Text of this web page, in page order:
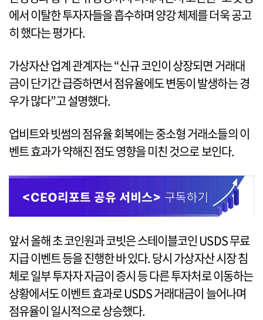
에서 이탈한 투자자들을 흡수하며 양강 체제를 더욱 공고
히 했다는 평가다.
가상자산 업계 관계자는 “신규 코인이 상장되면 거래대
금이 단기간 급증하면서 점유율에도 변동이 발생하는 경
우가 많다”고 설명했다.
업비트와 빗썸의 점유율 회복에는 중소형 거래소들의 이
벤트 효과가 약해진 점도 영향을 미친 것으로 보인다.
앞서 올해 초 코인원과 코빗은 스테이블코인 USDS 무료
지급 이벤트 등을 진행한 바 있다. 당시 가상자산 시장 침
체로 일부 투자자 자금이 증시 등 다른 투자처로 이동하는
상황에서도 이벤트 효과로 USDS 거래대금이 늘어나며
점유율이 일시적으로 상승했다.